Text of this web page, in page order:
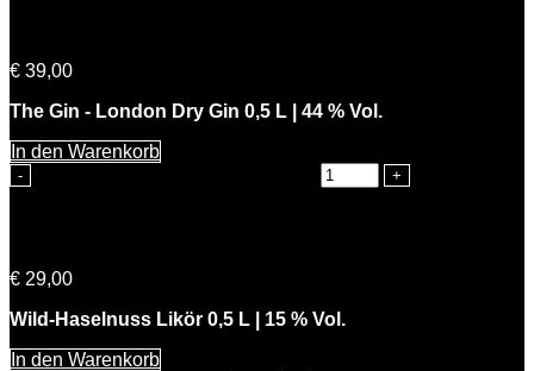
€ 39,00
The Gin - London Dry Gin 0,5 L | 44 % Vol.
In den Warenkorb
€ 29,00
Wild-Haselnuss Likör 0,5 L | 15 % Vol.
In den Warenkorb